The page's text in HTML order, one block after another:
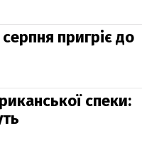
пригріє до
спеки: